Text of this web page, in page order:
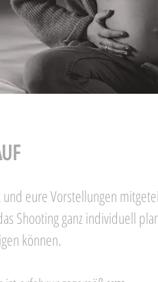
eure Vorstellungen
Shooting ganz individuell
können.